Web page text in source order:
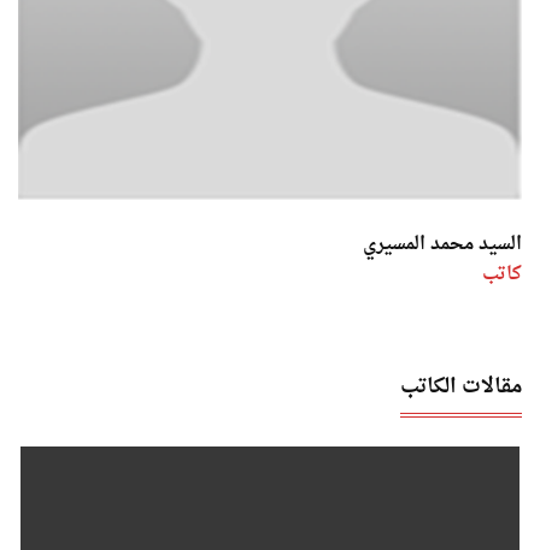
السيد محمد المسيري
كاتب
مقالات الكاتب